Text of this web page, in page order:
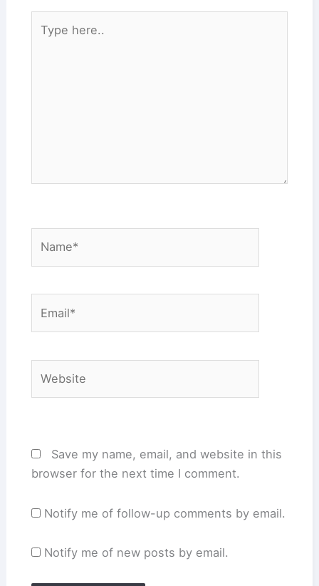
here..
Save my name, email, and website in this
browser for the next time I comment.
Notify me of follow-up comments by email.
Notify me of new posts by email.